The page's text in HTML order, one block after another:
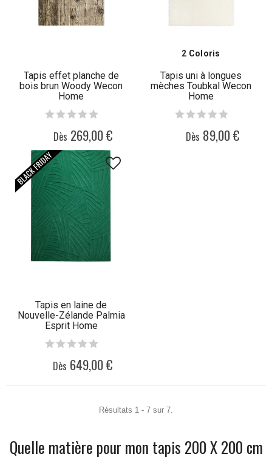
Tapis effet planche de
bois brun Woody Wecon
Home
Dès 269,00 €
2 Coloris
Tapis uni à longues
mèches Toubkal Wecon
Home
Dès 89,00 €
Tapis en laine de
Nouvelle-Zélande Palmia
Esprit Home
Dès 649,00 €
Résultats 1 - 7 sur 7.
Quelle matière pour mon tapis 200 X 200 cm